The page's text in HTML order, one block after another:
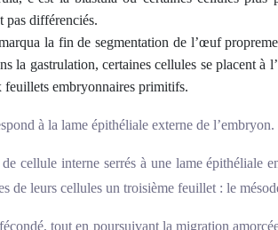
pas différenciés.
la fin de segmentation de l’œuf
la gastrulation, certaines cellules se placent à
feuillets embryonnaires primitifs.
à la lame épithéliale externe de l’embryon.
cellule interne serrés à une lame épithéliale
de leurs cellules un troisième feuillet : le
tout en poursuivant la migration